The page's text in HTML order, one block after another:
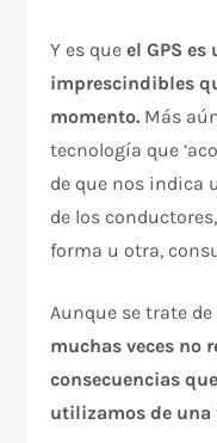
Y es queel GPS
imprescindibles
momento. Más
tecnología que
de que nos indica
de los
forma u otra,
Aunque se trate
muchas veces no
consecuencias
utilizamos de una